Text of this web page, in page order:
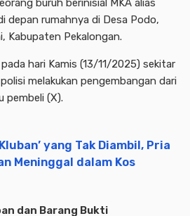
buruh berinisial MKA alias
depan rumahnya di Desa Podo,
Kabupaten Pekalongan.
hari Kamis (13/11/2025) sekitar
melakukan pengembangan dari
pembeli (X).
yang Tak Diambil, Pria
Meninggal dalam Kos
dan Barang Bukti